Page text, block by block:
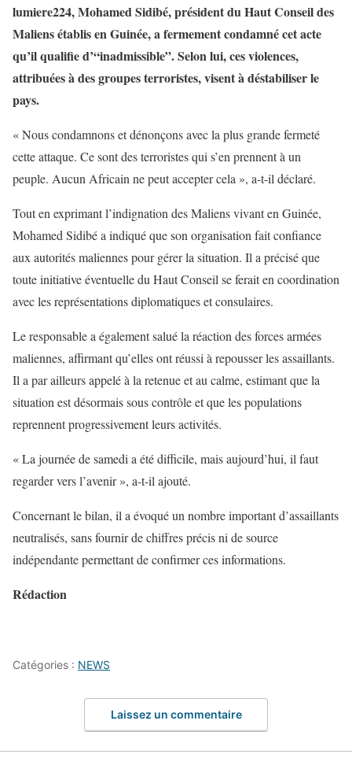
lumiere224, Mohamed Sidibé, président du Haut Conseil des
Maliens établis en Guinée, a fermement condamné cet acte
qu’il qualifie d’“inadmissible”. Selon lui, ces violences,
attribuées à des groupes terroristes, visent à déstabiliser le
pays.
« Nous condamnons et dénonçons avec la plus grande fermeté
cette attaque. Ce sont des terroristes qui s’en prennent à un
peuple. Aucun Africain ne peut accepter cela », a-t-il déclaré.
Tout en exprimant l’indignation des Maliens vivant en Guinée,
Mohamed Sidibé a indiqué que son organisation fait confiance
aux autorités maliennes pour gérer la situation. Il a précisé que
toute initiative éventuelle du Haut Conseil se ferait en coordination
avec les représentations diplomatiques et consulaires.
Le responsable a également salué la réaction des forces armées
maliennes, affirmant qu’elles ont réussi à repousser les assaillants.
Il a par ailleurs appelé à la retenue et au calme, estimant que la
situation est désormais sous contrôle et que les populations
reprennent progressivement leurs activités.
« La journée de samedi a été difficile, mais aujourd’hui, il faut
regarder vers l’avenir », a-t-il ajouté.
Concernant le bilan, il a évoqué un nombre important d’assaillants
neutralisés, sans fournir de chiffres précis ni de source
indépendante permettant de confirmer ces informations.
Rédaction
Catégories : NEWS
Laissez un commentaire